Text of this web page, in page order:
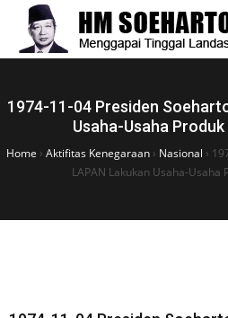
1974-11-04 Presiden
Usaha-Usaha
Home › Aktifitas Kenegaraan › Nasional ›
LAPAN Lakukan Usaha-Usaha